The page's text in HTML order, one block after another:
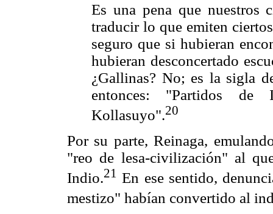
Es una pena que nuestros
traducir lo que emiten
seguro que si hubieran
hubieran desconcertado
¿Gallinas? No; es la sigla
entonces: "Partidos
Kollasuyo".20
Por su parte, Reinaga,
"reo de lesa-civilización" al
Indio.21 En ese sentido,
mestizo" habían convertido al